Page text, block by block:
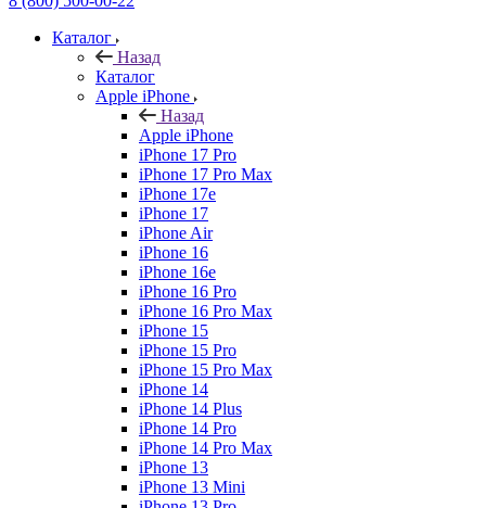
Каталог
Назад
Каталог
Apple iPhone
Назад
Apple iPhone
iPhone 17 Pro
iPhone 17 Pro Max
iPhone 17e
iPhone 17
iPhone Air
iPhone 16
iPhone 16e
iPhone 16 Pro
iPhone 16 Pro Max
iPhone 15
iPhone 15 Pro
iPhone 15 Pro Max
iPhone 14
iPhone 14 Plus
iPhone 14 Pro
iPhone 14 Pro Max
iPhone 13
iPhone 13 Mini